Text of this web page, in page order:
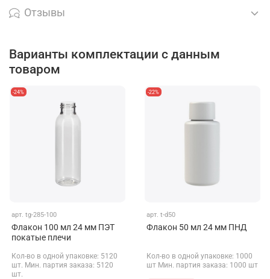
Отзывы
Варианты комплектации с данным
товаром
-24%
арт.tg-285-100
Флакон 100 мл 24 мм ПЭТ
покатые плечи
Кол-во в одной упаковке: 5120
шт. Мин. партия заказа: 5120
шт.
-22%
арт.t-d50
Флакон 50 мл 24 мм ПНД
Кол-во в одной упаковке: 1000
шт Мин. партия заказа: 1000 шт